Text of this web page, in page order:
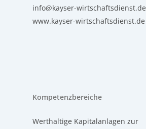
info@kayser-wirtschaftsdienst.de
www.kayser-wirtschaftsdienst.de
Kompetenzbereiche
Werthaltige Kapitalanlagen zur